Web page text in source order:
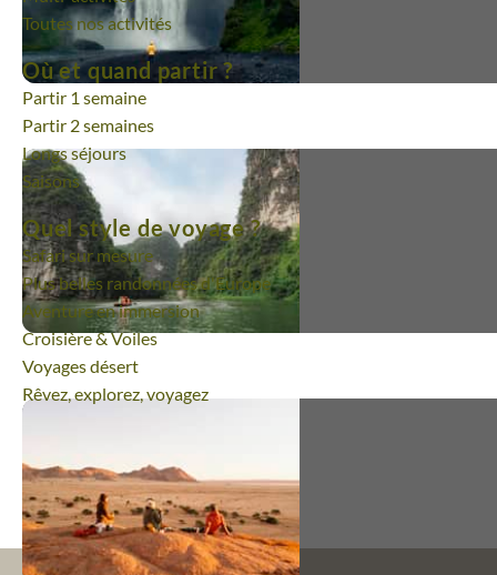
Toutes nos activités
Où et quand partir ?
Partir 1 semaine
Partir 2 semaines
Longs séjours
Saisons
Quel style de voyage ?
Safari sur mesure
Plus belles randonnées d'Europe
Aventure en immersion
Croisière & Voiles
Voyages désert
Rêvez, explorez, voyagez
Très bon service
Très bien au niveau du service -
à l'écoute - mais les vélos
proposés sur place - très peu
- n'étaient pas ceux indiqués